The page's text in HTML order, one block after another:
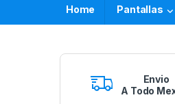
Home Pantallas
Envio
A Todo